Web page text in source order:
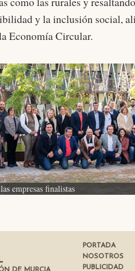
y la inclusión social,
Economía Circular.
empresas finalistas
PORTADA
NOSOTROS
PUBLICIDAD